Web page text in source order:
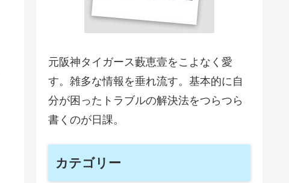
元阪神タイガース藪恵壹をこよなく愛
す。雑多な情報を垂れ流す。基本的に自
分が困ったトラブルの解決法をつらつら
書くのが日課。
カテゴリー